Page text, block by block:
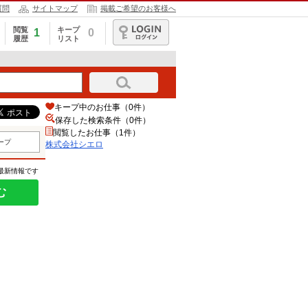
問 サイトマップ 掲載ご希望のお客様へ
閲覧
履歴
1
キープ
リスト
0
ログイン
プ
新情報です
キープ中のお仕事（0件）
保存した検索条件（0件）
閲覧したお仕事（1件）
株式会社シエロ